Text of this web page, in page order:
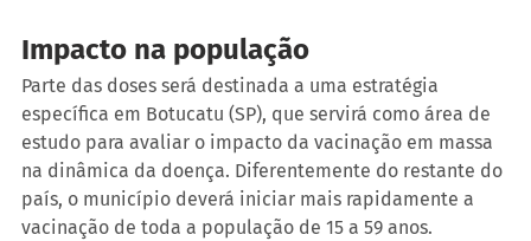
Impacto na população
Parte das doses será destinada a uma estratégia
específica em Botucatu (SP), que servirá como área de
estudo para avaliar o impacto da vacinação em massa
na dinâmica da doença. Diferentemente do restante do
país, o município deverá iniciar mais rapidamente a
vacinação de toda a população de 15 a 59 anos.